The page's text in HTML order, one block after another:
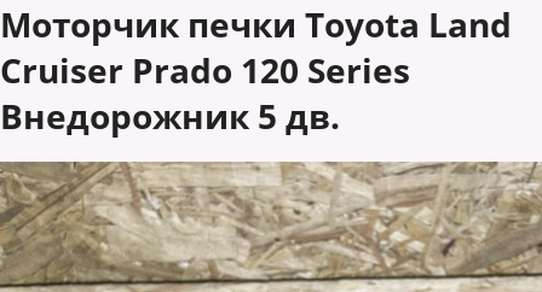
Моторчик печки Toyota Land
Cruiser Prado 120 Series
Внедорожник 5 дв.